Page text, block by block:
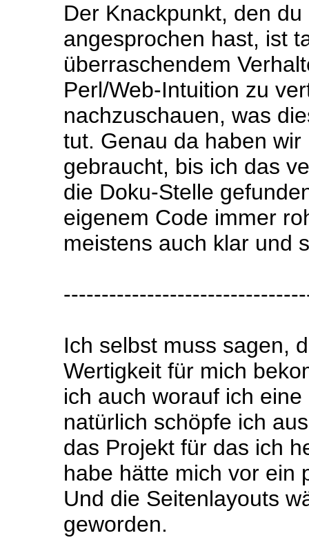
Der Knackpunkt, den
angesprochen hast, ist
überraschendem
Perl/Web-Intuition zu
nachzuschauen, was
tut. Genau da haben
gebraucht, bis ich das
die Doku-Stelle
eigenem Code immer
meistens auch klar und
Ich selbst muss sagen,
Wertigkeit für mich
ich auch worauf ich
natürlich schöpfe ich
das Projekt für das ich
habe hätte mich vor ein
Und die Seitenlayouts
geworden.